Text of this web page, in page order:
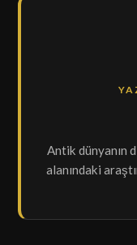
Antik dünyanın
alanındaki